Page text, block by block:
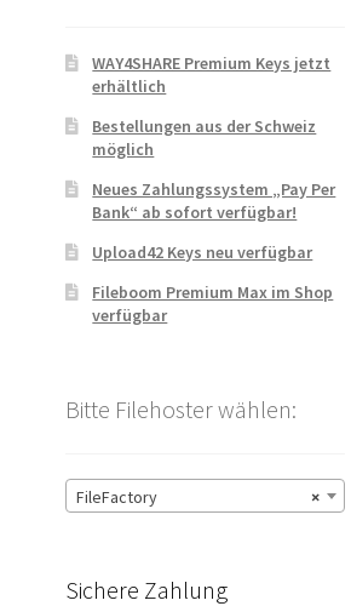
WAY4SHARE Premium Keys jetzt
erhältlich
Bestellungen aus der Schweiz
möglich
Neues Zahlungssystem „Pay Per
Bank“ ab sofort verfügbar!
Upload42 Keys neu verfügbar
Fileboom Premium Max im Shop
verfügbar
Bitte Filehoster wählen:
×
FileFactory
Sichere Zahlung